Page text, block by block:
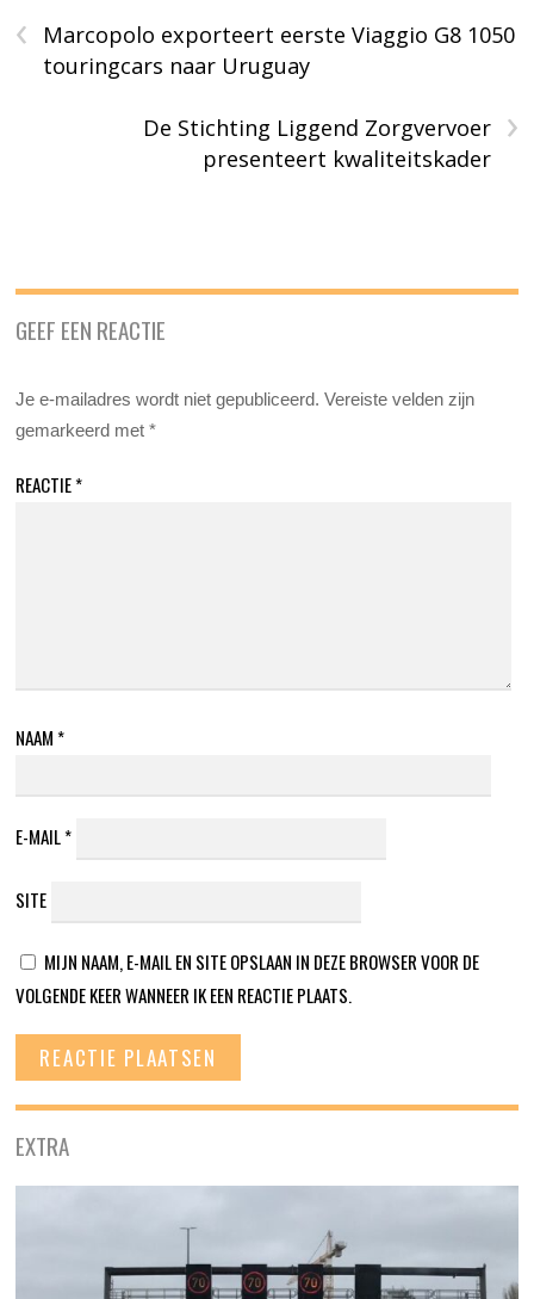
‹
Marcopolo exporteert eerste Viaggio G8 1050
touringcars naar Uruguay
›
De Stichting Liggend Zorgvervoer
presenteert kwaliteitskader
GEEF EEN REACTIE
Je e-mailadres wordt niet gepubliceerd. Vereiste velden zijn
gemarkeerd met*
REACTIE*
NAAM *
E-MAIL*
SITE
MIJN NAAM, E-MAIL EN SITE OPSLAAN IN DEZE BROWSER VOOR DE
VOLGENDE KEER WANNEER IK EEN REACTIE PLAATS.
EXTRA